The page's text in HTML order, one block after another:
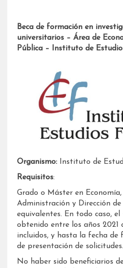
Beca de formación en
universitarios – Área de
Pública – Instituto de
Organismo:
Instituto de
Requisitos:
Grado o Máster en Economía,
Administración y Dirección de
equivalentes. En todo caso,
obtenido entre los años 2021
incluidos, y hasta la fecha de
de presentación de solicitudes.
No haber sido beneficiarios